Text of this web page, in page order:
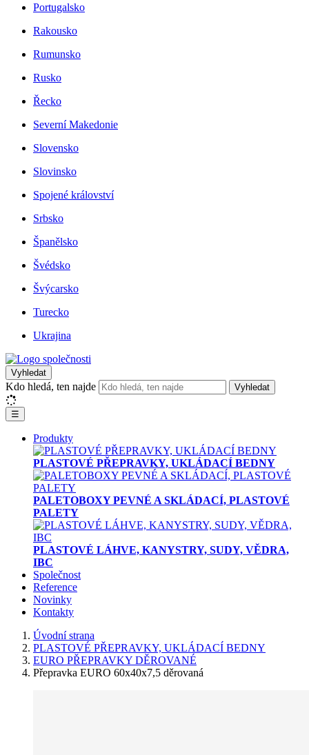
Portugalsko
Rakousko
Rumunsko
Rusko
Řecko
Severní Makedonie
Slovensko
Slovinsko
Spojené království
Srbsko
Španělsko
Švédsko
Švýcarsko
Turecko
Ukrajina
Vyhledat
Kdo hledá, ten najde Vyhledat
☰
Produkty
PLASTOVÉ PŘEPRAVKY, UKLÁDACÍ BEDNY
PALETOBOXY PEVNÉ A SKLÁDACÍ, PLASTOVÉ
PALETY
PLASTOVÉ LÁHVE, KANYSTRY, SUDY, VĚDRA,
IBC
Společnost
Reference
Novinky
Kontakty
Úvodní strana
PLASTOVÉ PŘEPRAVKY, UKLÁDACÍ BEDNY
EURO PŘEPRAVKY DĚROVANÉ
Přepravka EURO 60x40x7,5 děrovaná